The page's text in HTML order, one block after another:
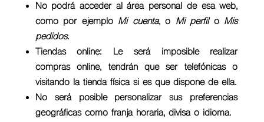
No podrá acceder al área personal de esa web,
como por ejemplo Mi cuenta, o Mi perfil o Mis
pedidos.
Tiendas online: Le será imposible realizar
compras online, tendrán que ser telefónicas o
visitando la tienda física si es que dispone de ella.
No será posible personalizar sus preferencias
geográficas como franja horaria, divisa o idioma.